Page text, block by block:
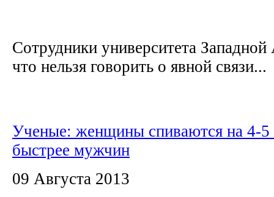
Сотрудники университета Западной
что нельзя говорить о явной связи...
Ученые: женщины спиваются на 4-5
быстрее мужчин
09 Августа 2013